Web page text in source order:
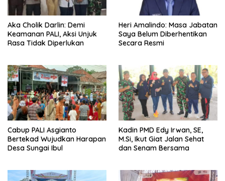
Aka Cholik Darlin: Demi
Keamanan PALI, Aksi Unjuk
Rasa Tidak Diperlukan
Heri Amalindo: Masa Jabatan
Saya Belum Diberhentikan
Secara Resmi
Cabup PALI Asgianto
Bertekad Wujudkan Harapan
Desa Sungai Ibul
Kadin PMD Edy Irwan, SE,
M.Si, Ikut Giat Jalan Sehat
dan Senam Bersama